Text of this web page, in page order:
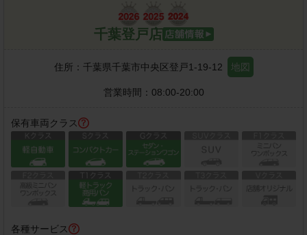
千葉登戸店
住所： 千葉県千葉市中央区登戸1-19-12 地図
営業時間： 08:00-20:00
保有車両クラス
各種サービス